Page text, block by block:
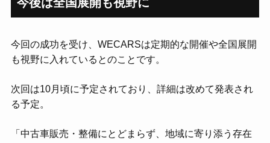
今回の成功を受け、WECARSは定期的な開催や全国展開
も視野に入れているとのことです。
次回は10月頃に予定されており、詳細は改めて発表され
る予定。
「中古車販売・整備にとどまらず、地域に寄り添う存在